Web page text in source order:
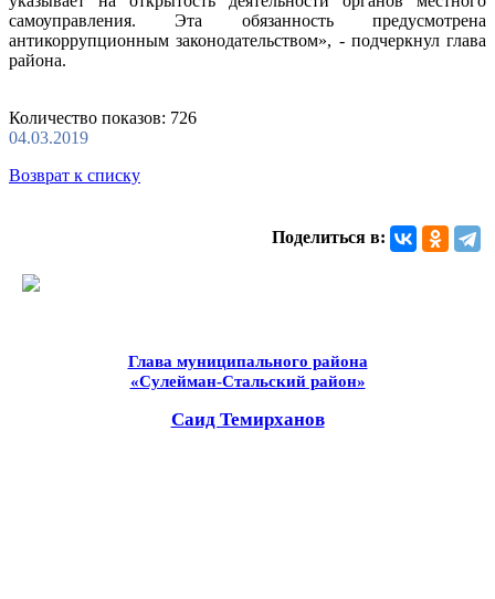
самоуправления. Эта обязанность предусмотрена
антикоррупционным законодательством», - подчеркнул глава
района.
Количество показов: 726
04.03.2019
Возврат к списку
Поделиться в:
Глава муниципального района
«Сулейман-Стальский район»
Саид Темирханов